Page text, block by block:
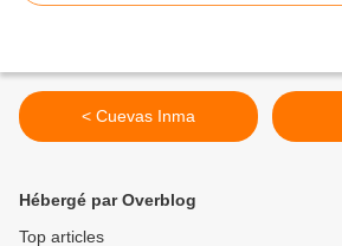
< Cuevas Inma
Hébergé par Overblog
Top articles